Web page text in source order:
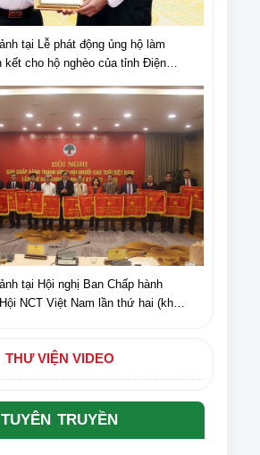
tại Lễ phát động ủng hộ làm
kết cho hộ nghèo của tỉnh Điện
1954-07/5/2024)
tại Hội nghị Ban Chấp hành
NCT Việt Nam lần thứ hai (khóa
THƯ VIỆN VIDEO
TRUYỀN